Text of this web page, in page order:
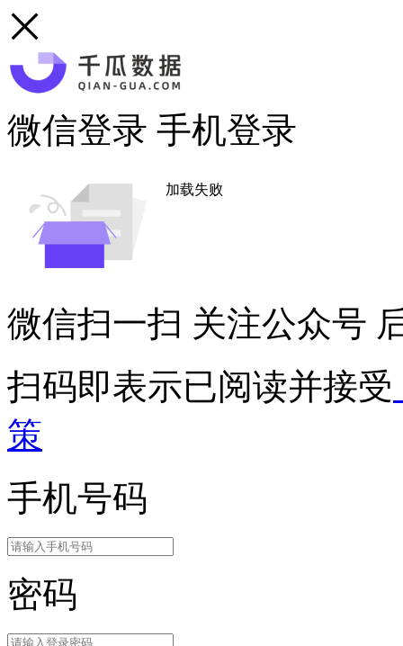
微信登录 手机登录
加载失败
微信扫一扫 关注公众号
扫码即表示已阅读并接受
策
手机号码
密码